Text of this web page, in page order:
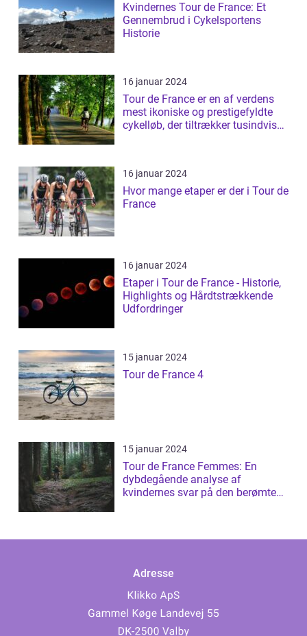
Kvindernes Tour de France: Et
Gennembrud i Cykelsportens
Historie
16 januar 2024
Tour de France er en af verdens
mest ikoniske og prestigefyldte
cykelløb, der tiltrækker tusindvis
16 januar 2024
Hvor mange etaper er der i Tour de
France
16 januar 2024
Etaper i Tour de France - Historie,
Highlights og Hårdtstrækkende
Udfordringer
15 januar 2024
Tour de France 4
15 januar 2024
Tour de France Femmes: En
dybdegående analyse af
kvindernes svar på den berømte
Adresse